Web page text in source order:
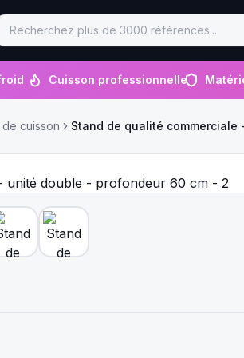
Cuisson professionnelle
cuisson Stand de qualité